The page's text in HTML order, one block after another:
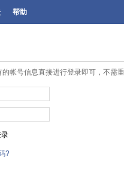
帮助
帐号信息直接进行登录即可，不需
?